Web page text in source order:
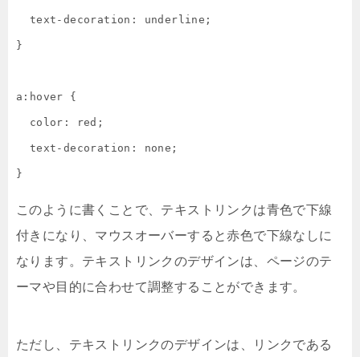
}
a:hover {
}
このように書くことで、テキストリンクは青色で下線
付きになり、マウスオーバーすると赤色で下線なしに
なります。テキストリンクのデザインは、ページのテ
ーマや目的に合わせて調整することができます。
ただし、テキストリンクのデザインは、リンクである